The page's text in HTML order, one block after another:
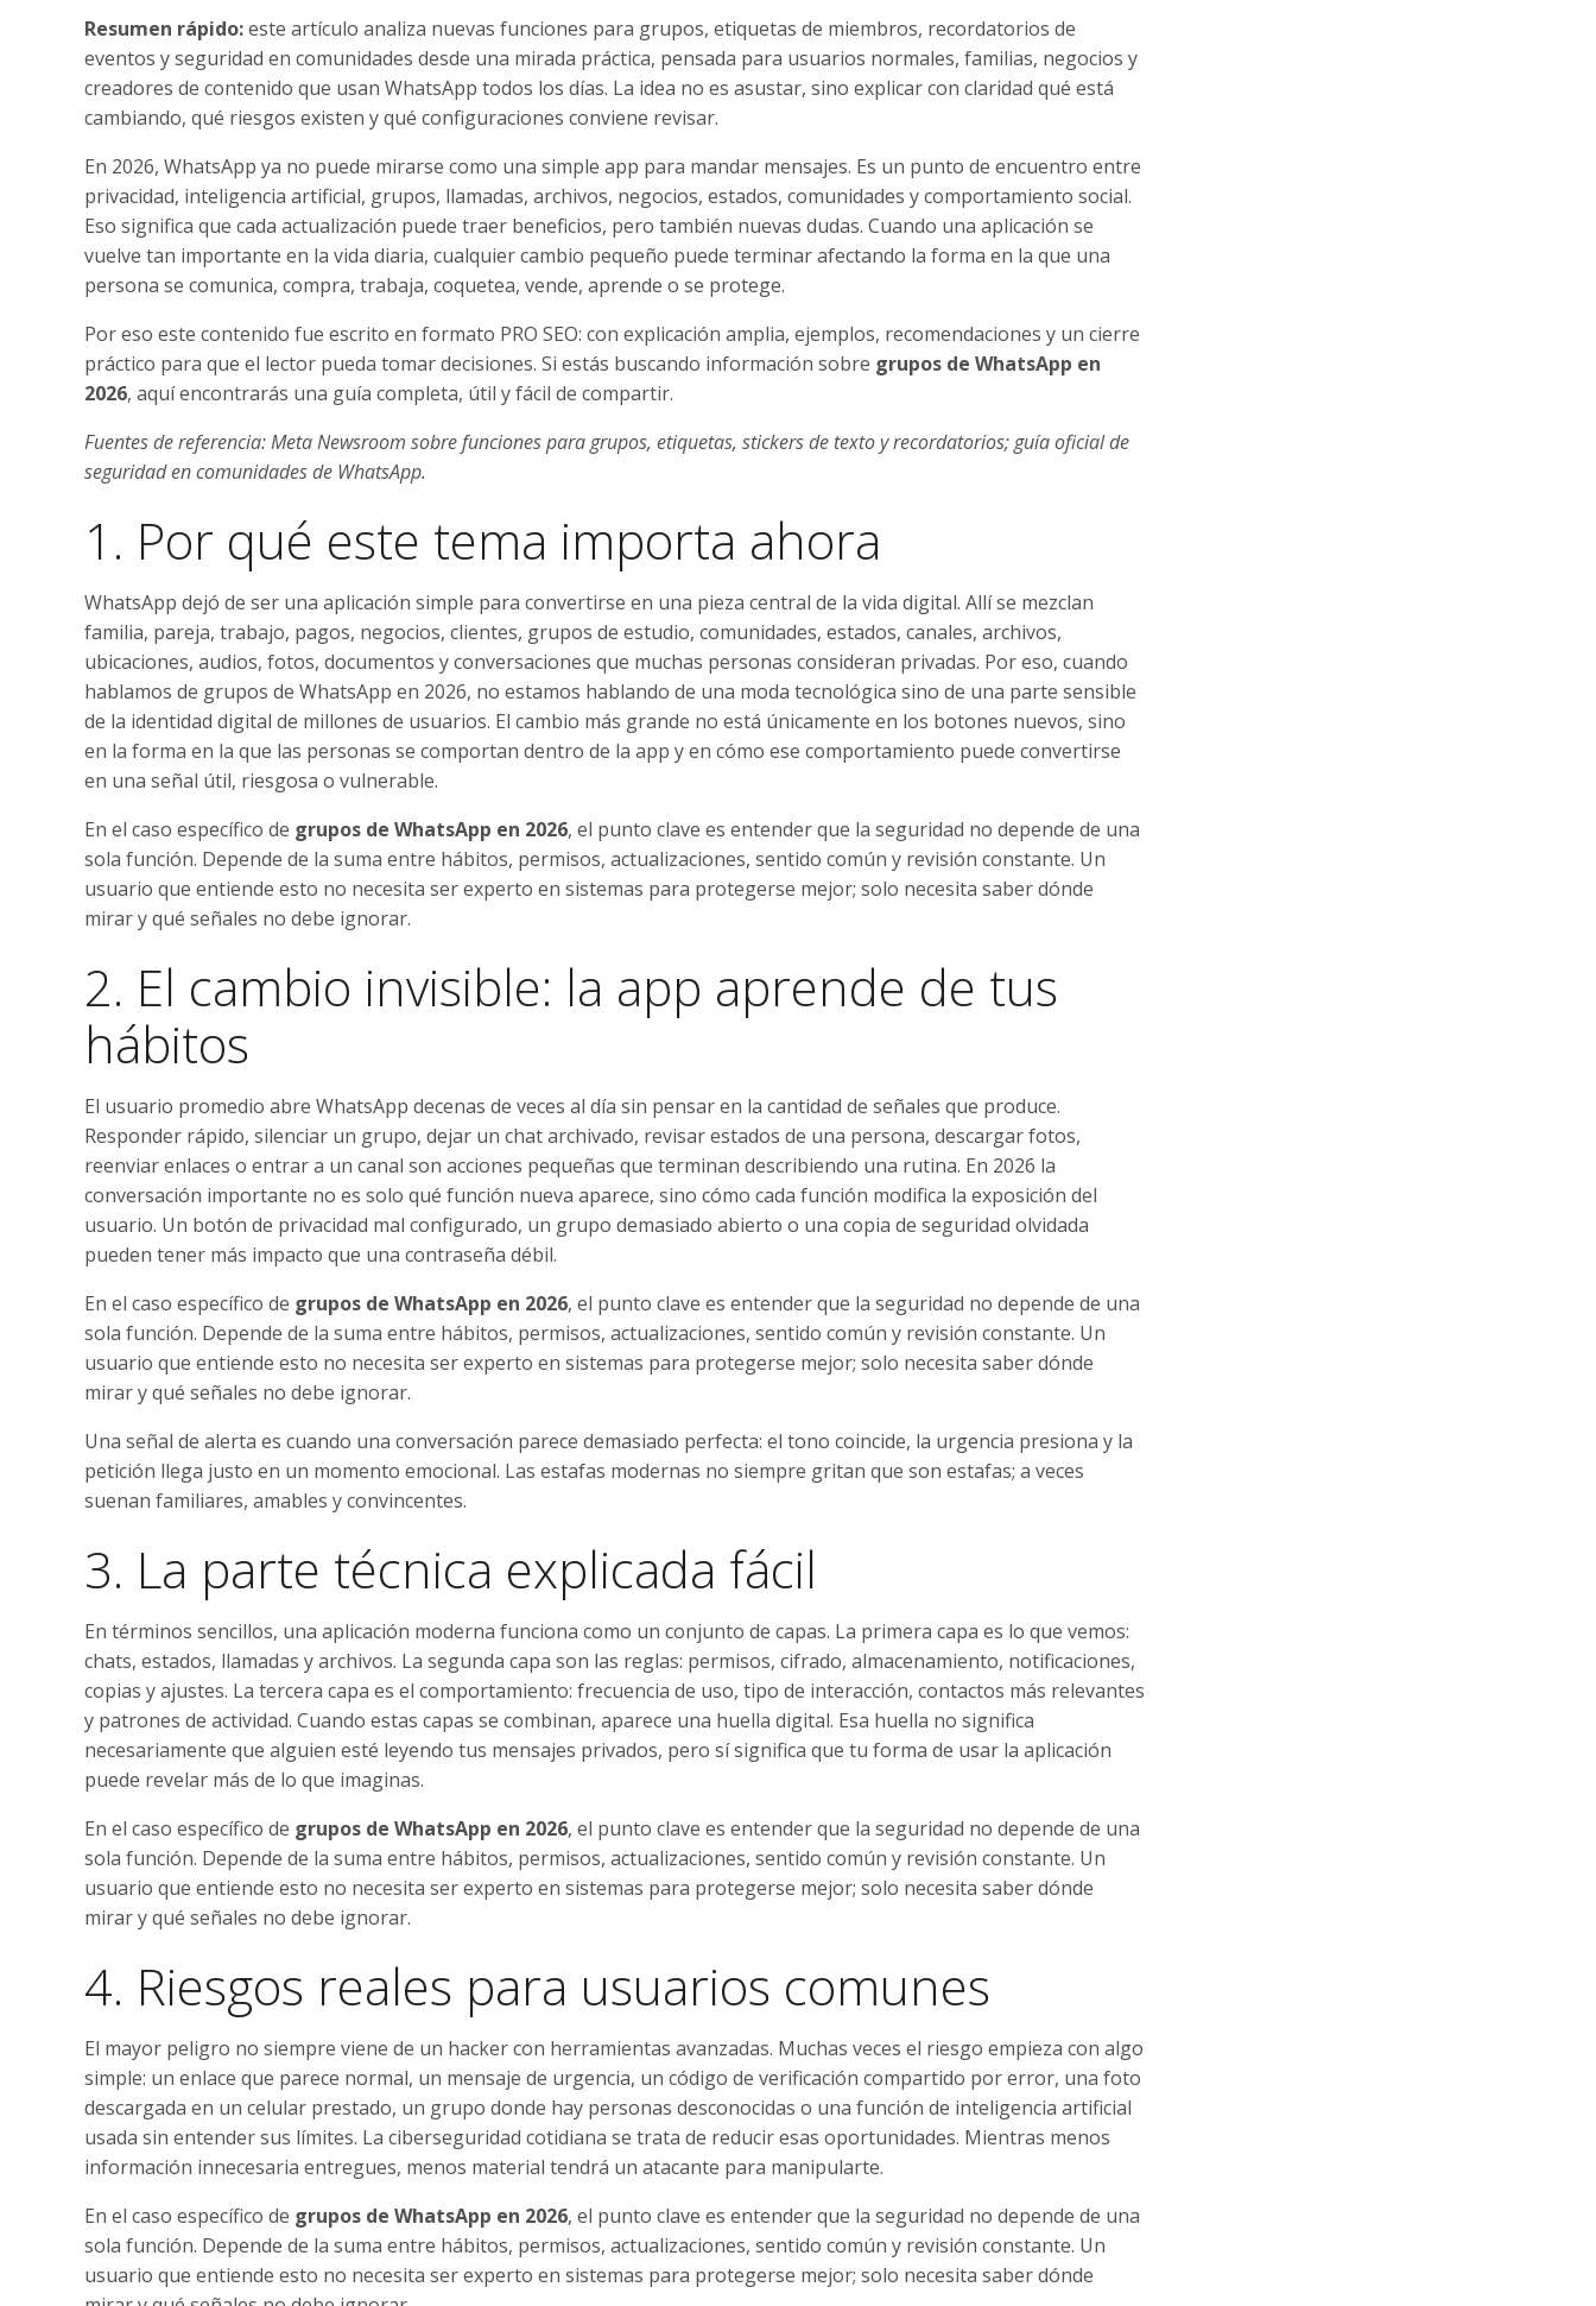
Resumen rápido:este artículo analiza nuevas funciones para grupos, etiquetas de miembros, recordatorios de
eventos y seguridad en comunidades desde una mirada práctica, pensada para usuarios normales, familias, negocios y
creadores de contenido que usan WhatsApp todos los días. La idea no es asustar, sino explicar con claridad qué está
cambiando, qué riesgos existen y qué configuraciones conviene revisar.
En 2026, WhatsApp ya no puede mirarse como una simple app para mandar mensajes. Es un punto de encuentro entre
privacidad, inteligencia artificial, grupos, llamadas, archivos, negocios, estados, comunidades y comportamiento social.
Eso significa que cada actualización puede traer beneficios, pero también nuevas dudas. Cuando una aplicación se
vuelve tan importante en la vida diaria, cualquier cambio pequeño puede terminar afectando la forma en la que una
persona se comunica, compra, trabaja, coquetea, vende, aprende o se protege.
Por eso este contenido fue escrito en formato PRO SEO: con explicación amplia, ejemplos, recomendaciones y un cierre
práctico para que el lector pueda tomar decisiones. Si estás buscando información sobre grupos de WhatsApp en
2026, aquí encontrarás una guía completa, útil y fácil de compartir.
Fuentes de referencia: Meta Newsroom sobre funciones para grupos, etiquetas, stickers de texto y recordatorios; guía oficial de
seguridad en comunidades de WhatsApp.
1. Por qué este tema importa ahora
WhatsApp dejó de ser una aplicación simple para convertirse en una pieza central de la vida digital. Allí se mezclan
familia, pareja, trabajo, pagos, negocios, clientes, grupos de estudio, comunidades, estados, canales, archivos,
ubicaciones, audios, fotos, documentos y conversaciones que muchas personas consideran privadas. Por eso, cuando
hablamos de grupos de WhatsApp en 2026, no estamos hablando de una moda tecnológica sino de una parte sensible
de la identidad digital de millones de usuarios. El cambio más grande no está únicamente en los botones nuevos, sino
en la forma en la que las personas se comportan dentro de la app y en cómo ese comportamiento puede convertirse
en una señal útil, riesgosa o vulnerable.
En el caso específico de grupos de WhatsApp en 2026, el punto clave es entender que la seguridad no depende de una
sola función. Depende de la suma entre hábitos, permisos, actualizaciones, sentido común y revisión constante. Un
usuario que entiende esto no necesita ser experto en sistemas para protegerse mejor; solo necesita saber dónde
mirar y qué señales no debe ignorar.
2. El cambio invisible: la app aprende de tus
hábitos
El usuario promedio abre WhatsApp decenas de veces al día sin pensar en la cantidad de señales que produce.
Responder rápido, silenciar un grupo, dejar un chat archivado, revisar estados de una persona, descargar fotos,
reenviar enlaces o entrar a un canal son acciones pequeñas que terminan describiendo una rutina. En 2026 la
conversación importante no es solo qué función nueva aparece, sino cómo cada función modifica la exposición del
usuario. Un botón de privacidad mal configurado, un grupo demasiado abierto o una copia de seguridad olvidada
pueden tener más impacto que una contraseña débil.
En el caso específico de grupos de WhatsApp en 2026, el punto clave es entender que la seguridad no depende de una
sola función. Depende de la suma entre hábitos, permisos, actualizaciones, sentido común y revisión constante. Un
usuario que entiende esto no necesita ser experto en sistemas para protegerse mejor; solo necesita saber dónde
mirar y qué señales no debe ignorar.
Una señal de alerta es cuando una conversación parece demasiado perfecta: el tono coincide, la urgencia presiona y la
petición llega justo en un momento emocional. Las estafas modernas no siempre gritan que son estafas; a veces
suenan familiares, amables y convincentes.
3. La parte técnica explicada fácil
En términos sencillos, una aplicación moderna funciona como un conjunto de capas. La primera capa es lo que vemos:
chats, estados, llamadas y archivos. La segunda capa son las reglas: permisos, cifrado, almacenamiento, notificaciones,
copias y ajustes. La tercera capa es el comportamiento: frecuencia de uso, tipo de interacción, contactos más relevantes
y patrones de actividad. Cuando estas capas se combinan, aparece una huella digital. Esa huella no significa
necesariamente que alguien esté leyendo tus mensajes privados, pero sí significa que tu forma de usar la aplicación
puede revelar más de lo que imaginas.
En el caso específico de grupos de WhatsApp en 2026, el punto clave es entender que la seguridad no depende de una
sola función. Depende de la suma entre hábitos, permisos, actualizaciones, sentido común y revisión constante. Un
usuario que entiende esto no necesita ser experto en sistemas para protegerse mejor; solo necesita saber dónde
mirar y qué señales no debe ignorar.
4. Riesgos reales para usuarios comunes
El mayor peligro no siempre viene de un hacker con herramientas avanzadas. Muchas veces el riesgo empieza con algo
simple: un enlace que parece normal, un mensaje de urgencia, un código de verificación compartido por error, una foto
descargada en un celular prestado, un grupo donde hay personas desconocidas o una función de inteligencia artificial
usada sin entender sus límites. La ciberseguridad cotidiana se trata de reducir esas oportunidades. Mientras menos
información innecesaria entregues, menos material tendrá un atacante para manipularte.
En el caso específico de grupos de WhatsApp en 2026, el punto clave es entender que la seguridad no depende de una
sola función. Depende de la suma entre hábitos, permisos, actualizaciones, sentido común y revisión constante. Un
usuario que entiende esto no necesita ser experto en sistemas para protegerse mejor; solo necesita saber dónde